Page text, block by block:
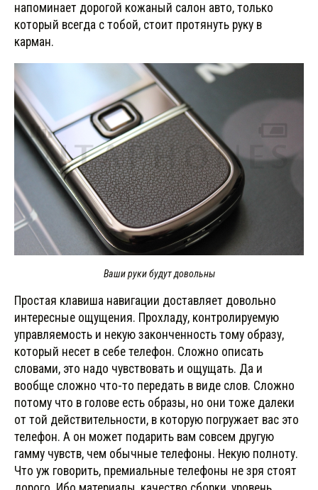
напоминает дорогой кожаный салон авто, только
который всегда с тобой, стоит протянуть руку в
карман.
Ваши руки будут довольны
Простая клавиша навигации доставляет довольно
интересные ощущения. Прохладу, контролируемую
управляемость и некую законченность тому образу,
который несет в себе телефон. Сложно описать
словами, это надо чувствовать и ощущать. Да и
вообще сложно что-то передать в виде слов. Сложно
потому что в голове есть образы, но они тоже далеки
от той действительности, в которую погружает вас это
телефон. А он может подарить вам совсем другую
гамму чувств, чем обычные телефоны. Некую полноту.
Что уж говорить, премиальные телефоны не зря стоят